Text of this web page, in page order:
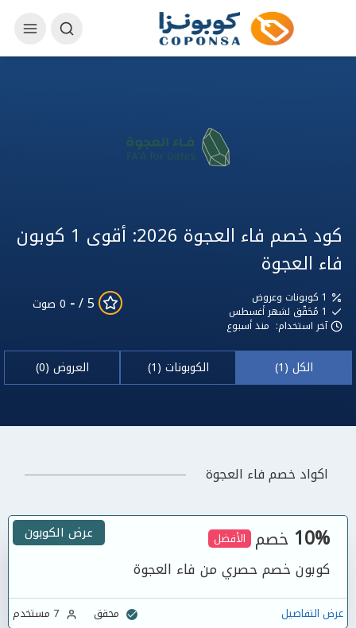
كود خصم فاء العجوة 2026: أقوى 1 كوبون
فاء العجوة
مُحَقّق لشهر أغسطس
آخر استخدام: منذ أسبوع
5 /
- 0 صوت
الكل (1) الكوبونات (1) العروض (0)
اكواد خصم فاء العجوة
10% خصم الأفضل
كوبون خصم حصري من فاء العجوة
عرض الكوبون
عرض التفاصيل محقق